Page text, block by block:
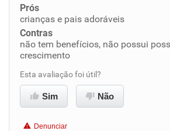
Ambiente de trabalho
Conciliação com a vida familiar
Benefícios
Recomenda esta empresa
Prós
crianças e pais adoráveis
Contras
não tem benefícios, não possui
crescimento
Esta avaliação foi útil?
Sim Não
Denunciar